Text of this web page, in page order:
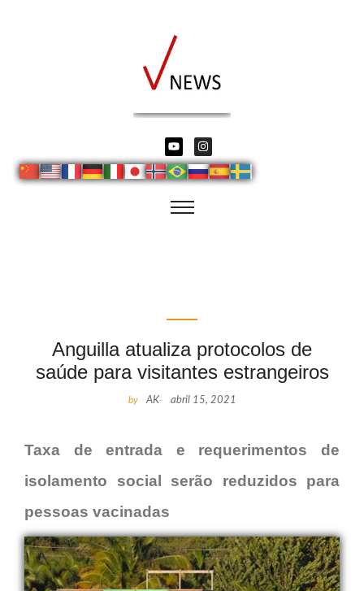
Anguilla atualiza protocolos de
saúde para visitantes estrangeiros
by AK- abril 15, 2021
Taxa de entrada e requerimentos de
isolamento social serão reduzidos para
pessoas vacinadas